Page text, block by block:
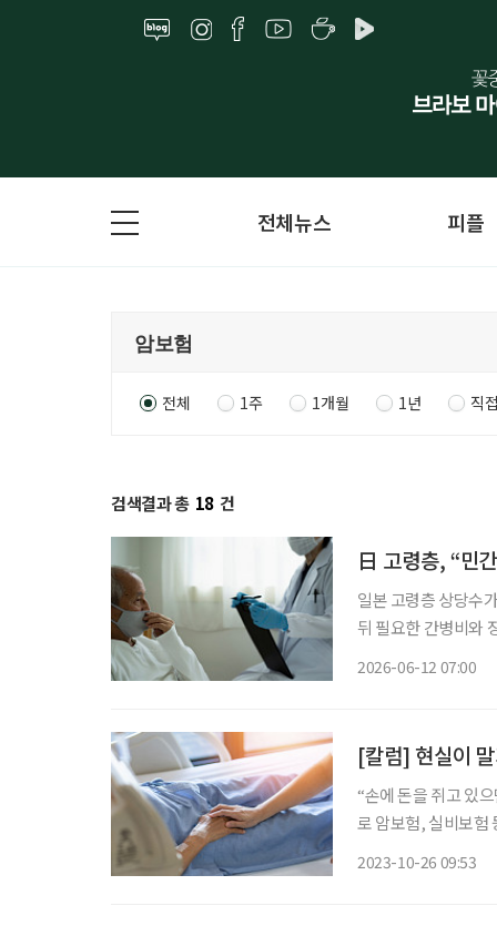
전체뉴스 피플
전체 1주 1개월 1년 직
검색결과 총 18 건
日 고령층, “민
일본 고령층 상당수
뒤 필요한 간병비와
2026-06-12 07:00
[칼럼] 현실이
“손에 돈을 쥐고 있으면
로 암보험, 실비보험
2023-10-26 09:53